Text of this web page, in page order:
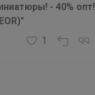
- 40% опт!
1